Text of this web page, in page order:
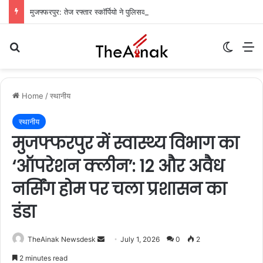
Home /स्थानीय
स्थानीय
मुजफ्फरपुर में स्वास्थ्य विभाग का
‘ऑपरेशन क्लीन’: 12 और अवैध
नर्सिंग होम पर चला प्रशासन का
डंडा
TheAinak Newsdesk July 1, 2026 0 2
2 minutes read